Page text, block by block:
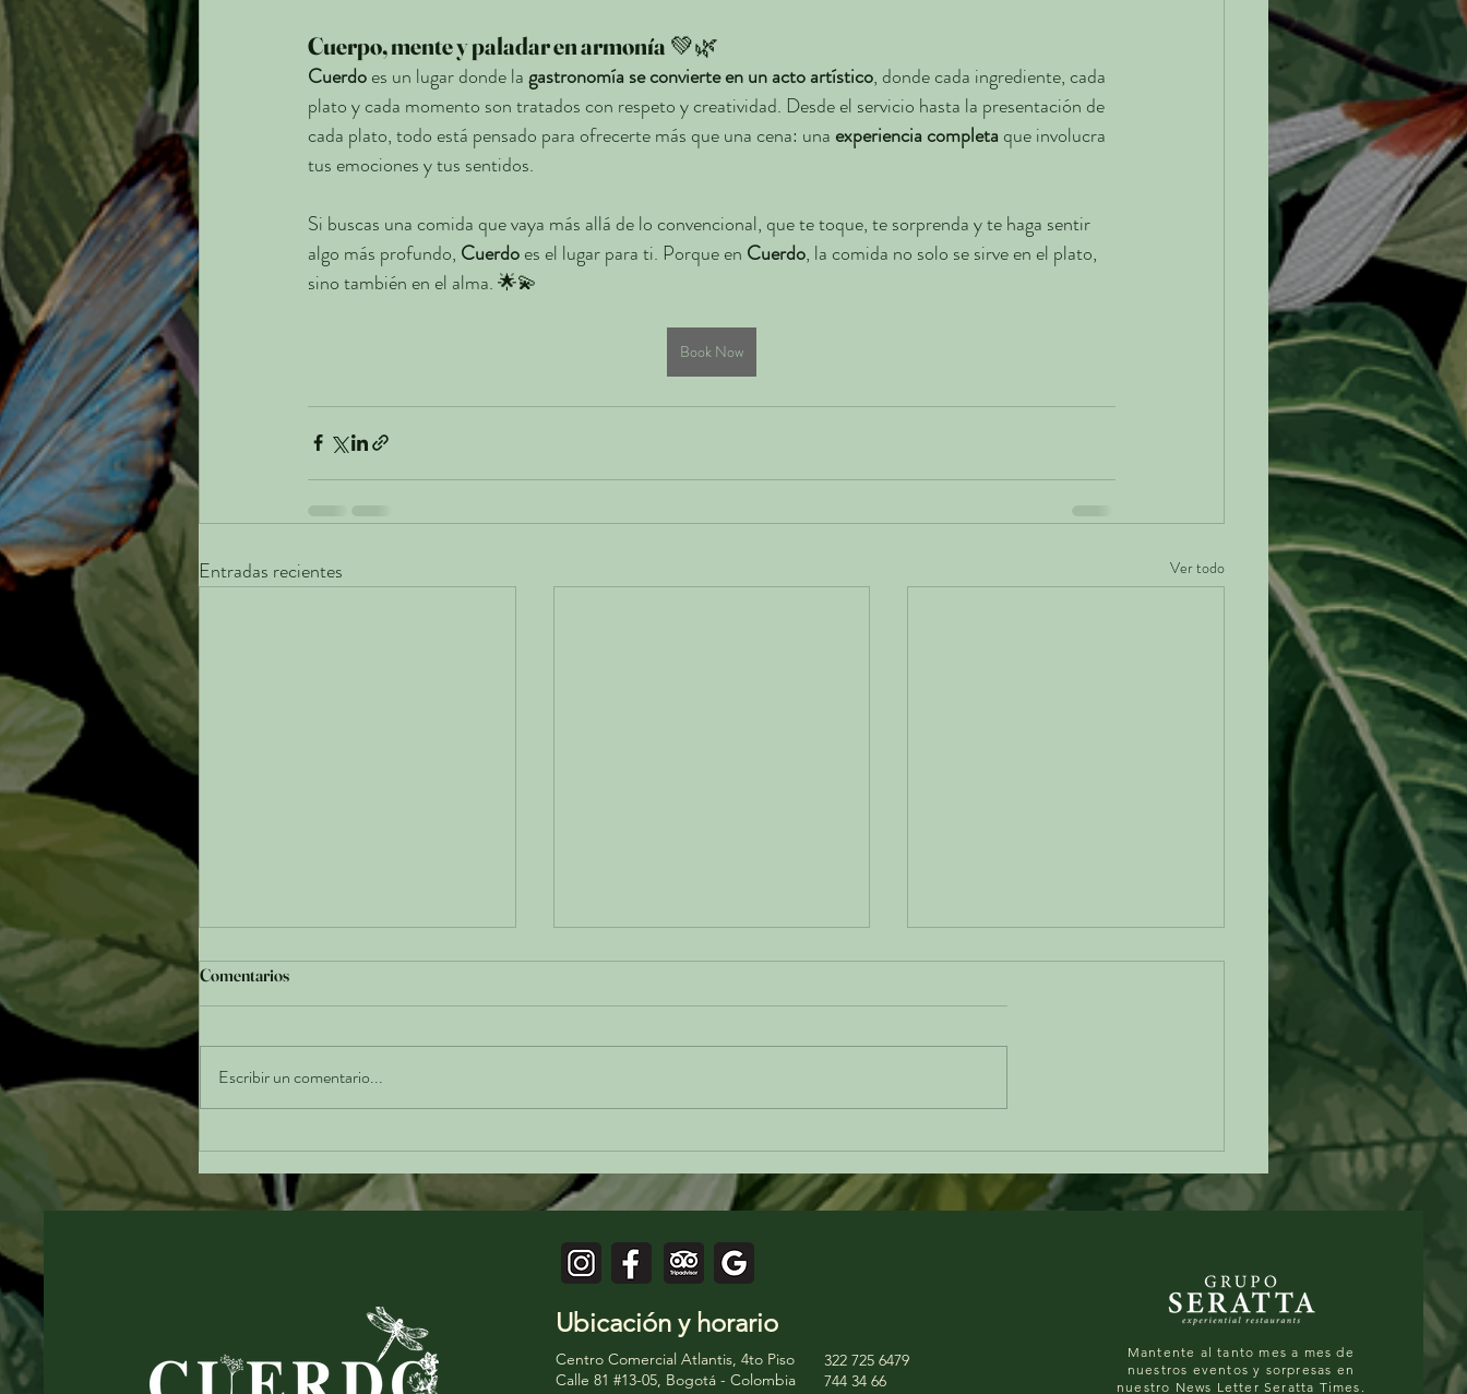
Cuerpo, mente y paladar en armonía 💚🌿
Cuerdo es un lugar donde la gastronomía se convierte en un acto artístico, donde cada ingrediente, cada
plato y cada momento son tratados con respeto y creatividad. Desde el servicio hasta la presentación de
cada plato, todo está pensado para ofrecerte más que una cena: una experiencia completa que involucra
tus emociones y tus sentidos.
Si buscas una comida que vaya más allá de lo convencional, que te toque, te sorprenda y te haga sentir
algo más profundo, Cuerdo es el lugar para ti. Porque en Cuerdo, la comida no solo se sirve en el plato,
sino también en el alma. 🌟💫
Book Now
Entradas recientes Ver todo
nueva forma de cocinar lo nuestro
inspiración: la cocina colombiana
vista desde Cuerdo
colombiano que siempre
encuentra nuevas formas de
sorprender en Cuerdo
Comentarios
Escribir un comentario...
Ubicación y horario
Centro Comercial Atlantis, 4to Piso
Calle 81 #13-05, Bogotá - Colombia
322 725 6479
744 34 66
Mantente al tanto mes a mes de
nuestros eventos y sorpresas en
nuestro News Letter Seratta Times.